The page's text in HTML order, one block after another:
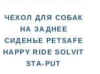
ЧЕХОЛ ДЛЯ СОБАК
НА ЗАДНЕЕ
СИДЕНЬЕ PETSAFE
HAPPY RIDE SOLVIT
STA-PUT